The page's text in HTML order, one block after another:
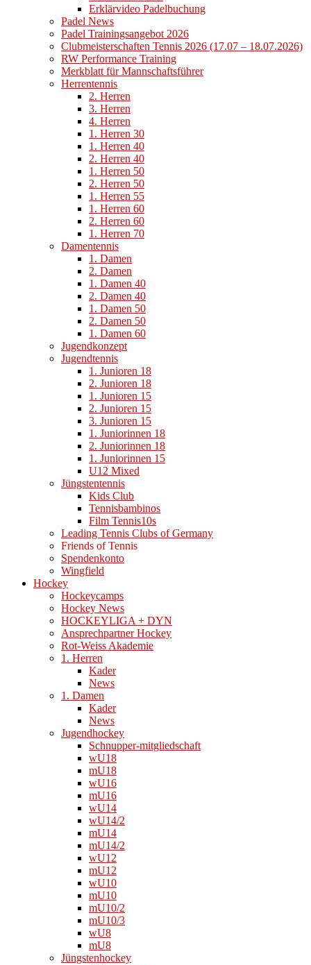
Erklärvideo Padelbuchung
Padel News
Padel Trainingsangebot 2026
Clubmeisterschaften Tennis 2026 (17.07 – 18.07.2026)
RW Performance Training
Merkblatt für Mannschaftsführer
Herrentennis
2. Herren
3. Herren
4. Herren
1. Herren 30
1. Herren 40
2. Herren 40
1. Herren 50
2. Herren 50
1. Herren 55
1. Herren 60
2. Herren 60
1. Herren 70
Damentennis
1. Damen
2. Damen
1. Damen 40
2. Damen 40
1. Damen 50
2. Damen 50
1. Damen 60
Jugendkonzept
Jugendtennis
1. Junioren 18
2. Junioren 18
1. Junioren 15
2. Junioren 15
3. Junioren 15
1. Juniorinnen 18
2. Juniorinnen 18
1. Juniorinnen 15
U12 Mixed
Jüngstentennis
Kids Club
Tennisbambinos
Film Tennis10s
Leading Tennis Clubs of Germany
Friends of Tennis
Spendenkonto
Wingfield
Hockey
Hockeycamps
Hockey News
HOCKEYLIGA + DYN
Ansprechpartner Hockey
Rot-Weiss Akademie
1. Herren
Kader
News
1. Damen
Kader
News
Jugendhockey
Schnupper-mitgliedschaft
wU18
mU18
wU16
mU16
wU14
wU14/2
mU14
mU14/2
wU12
mU12
wU10
mU10
mU10/2
mU10/3
wU8
mU8
Jüngstenhockey